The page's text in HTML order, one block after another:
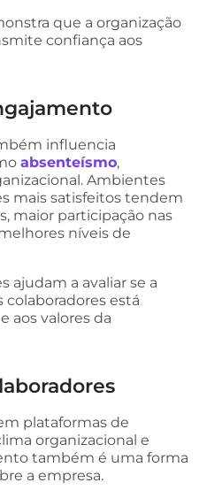
que a organização
confiança aos
influencia
absenteísmo,
Ambientes
mais satisfeitos tendem
maior participação nas
níveis de
ajudam a avaliar se a
colaboradores está
aos valores da
plataformas de
organizacional e
também é uma forma
a empresa.